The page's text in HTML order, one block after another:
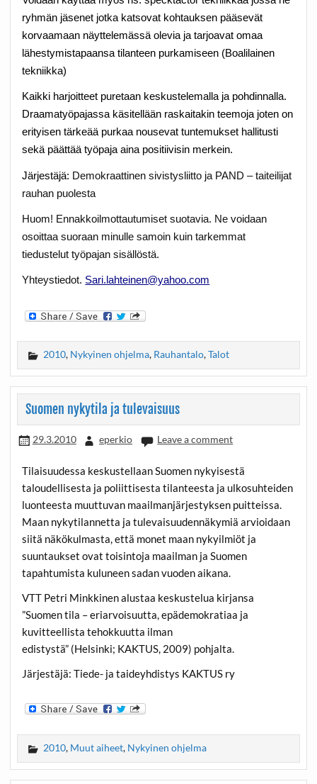
ryhmän jäsenet jotka katsovat kohtauksen pääsevät
korvaamaan näyttelemässä olevia ja tarjoavat omaa
lähestymistapaansa tilanteen purkamiseen (Boalilainen
tekniikka)
Kaikki harjoitteet puretaan keskustelemalla ja pohdinnalla.
Draamatyöpajassa käsitellään raskaitakin teemoja joten on
erityisen tärkeää purkaa nousevat tuntemukset hallitusti
sekä päättää työpaja aina positiivisin merkein.
Järjestäjä: Demokraattinen sivistysliitto ja PAND – taiteilijat
rauhan puolesta
Huom! Ennakkoilmottautumiset suotavia. Ne voidaan
osoittaa suoraan minulle samoin kuin tarkemmat
tiedustelut työpajan sisällöstä.
Yhteystiedot. Sari.lahteinen@yahoo.com
2010, Nykyinen ohjelma, Rauhantalo,Talot
Suomen nykytila ja tulevaisuus
29.3.2010 eperkio Leave a comment
Tilaisuudessa keskustellaan Suomen nykyisestä
taloudellisesta ja poliittisesta tilanteesta ja ulkosuhteiden
luonteesta muuttuvan maailmanjärjestyksen puitteissa.
Maan nykytilannetta ja tulevaisuudennäkymiä arvioidaan
siitä näkökulmasta, että monet maan nykyilmiöt ja
suuntaukset ovat toisintoja maailman ja Suomen
tapahtumista kuluneen sadan vuoden aikana.
VTT Petri Minkkinen alustaa keskustelua kirjansa
”Suomen tila – eriarvoisuutta, epädemokratiaa ja
kuvitteellista tehokkuutta ilman
edistystä” (Helsinki; KAKTUS, 2009) pohjalta.
Järjestäjä: Tiede- ja taideyhdistys KAKTUS ry
2010, Muut aiheet, Nykyinen ohjelma